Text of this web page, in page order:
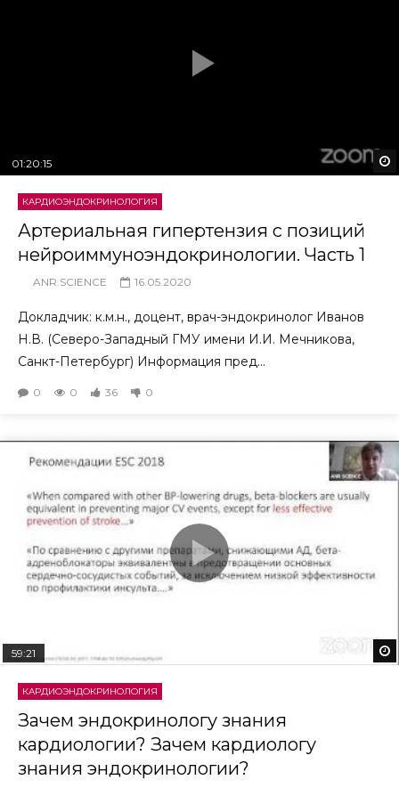
01:20:15
КАРДИОЭНДОКРИНОЛОГИЯ
Артериальная гипертензия с позиций
нейроиммуноэндокринологии. Часть 1
ANR.SCIENCE 16.05.2020
Докладчик: к.м.н., доцент, врач-эндокринолог Иванов
Н.В. (Северо-Западный ГМУ имени И.И. Мечникова,
Санкт-Петербург) Информация пред...
0 0 36 0
59:21
КАРДИОЭНДОКРИНОЛОГИЯ
Зачем эндокринологу знания
кардиологии? Зачем кардиологу
знания эндокринологии?